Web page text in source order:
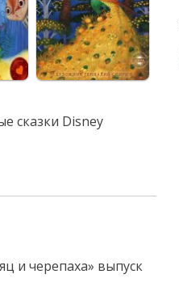
сказки Disney
и черепаха» выпуск